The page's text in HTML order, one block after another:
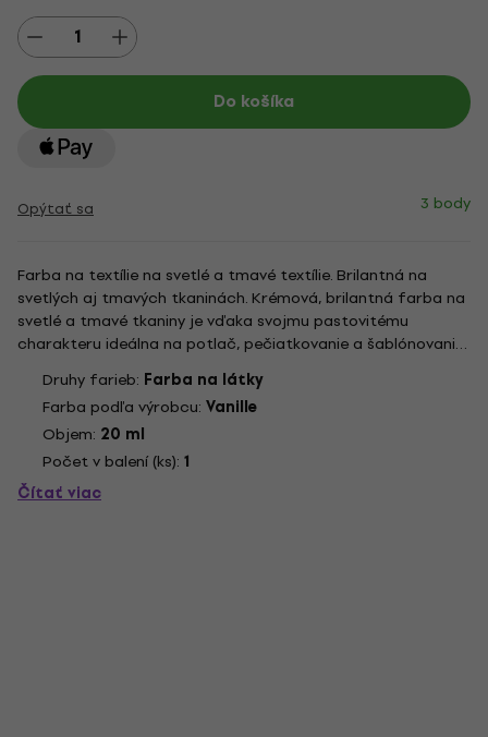
Do košíka
Opýtať sa 3 body
Farba na textílie na svetlé a tmavé textílie. Brilantná na
svetlých aj tmavých tkaninách. Krémová, brilantná farba na
svetlé a tmavé tkaniny je vďaka svojmu pastovitému
charakteru ideálna na potlač, pečiatkovanie a šablónovanie.
Vysoko krycia farba leží na látke, nesteká pod šablónu a
prenáša zložité detaily pečiatky. Kreatívni ľudia inšpirovaní...
Druhy farieb: Farba na látky
Farba podľa výrobcu: Vanille
Objem: 20 ml
Počet v balení (ks): 1
Čítať viac